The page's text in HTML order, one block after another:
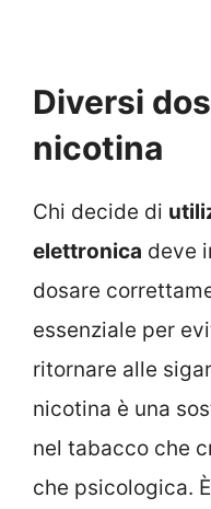
Diversi
nicotina
Chi decide di
elettronica deve
dosare
essenziale per
ritornare alle
nicotina è una
nel tabacco che
che psicologica.